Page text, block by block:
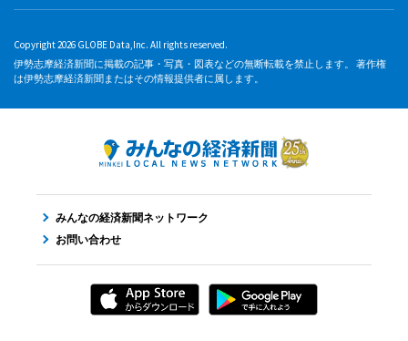
Copyright 2026 GLOBE Data,Inc. All rights reserved.
伊勢志摩経済新聞に掲載の記事・写真・図表などの無断転載を禁止します。 著作権
は伊勢志摩経済新聞またはその情報提供者に属します。
みんなの経済新聞ネットワーク
お問い合わせ